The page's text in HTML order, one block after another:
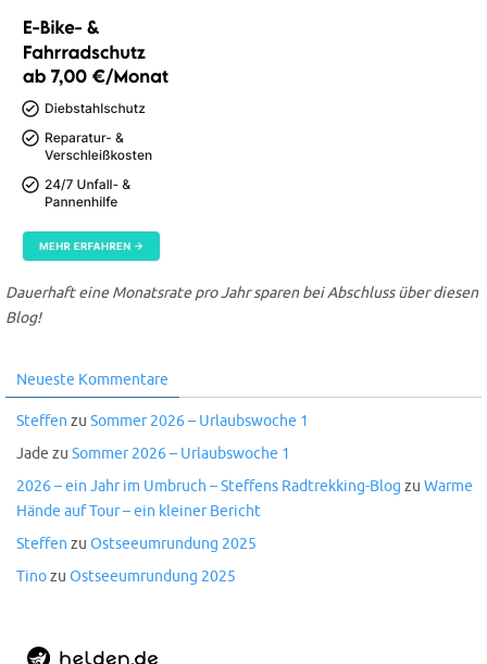
Dauerhaft eine Monatsrate pro Jahr sparen bei Abschluss über diesen
Blog!
Neueste Kommentare
Steffen zu Sommer 2026 – Urlaubswoche 1
Jade zu Sommer 2026 – Urlaubswoche 1
2026 – ein Jahr im Umbruch – Steffens Radtrekking-Blog zu Warme
Hände auf Tour – ein kleiner Bericht
Steffen zu Ostseeumrundung 2025
Tinozu Ostseeumrundung 2025